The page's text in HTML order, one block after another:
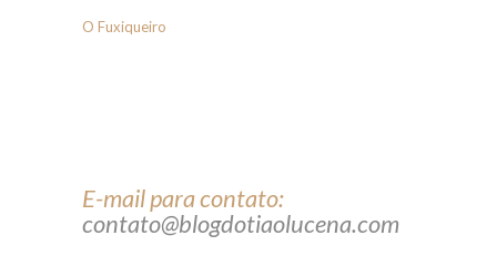
O Fuxiqueiro
E-mail para contato:
contato@blogdotiaolucena.com